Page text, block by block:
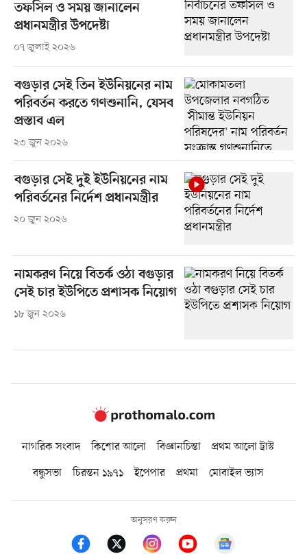
তফসিল ও সময় জানালেন
প্রধানমন্ত্রীর উপদেষ্টা
০৭ জুলাই ২০২৬
বগুড়ার সেই তিন ইউনিয়নের নাম
পরিবর্তন করতে গণশুনানি, যেসব
প্রস্তাব এল
২৩ জুন ২০২৬
বগুড়ার সেই দুই ইউনিয়নের নাম
পরিবর্তনের নির্দেশ প্রধানমন্ত্রীর
২০ জুন ২০২৬
নামকরণ নিয়ে বিতর্ক ওঠা বগুড়ার
সেই চার ইউপিতে প্রশাসক নিয়োগ
১৮ জুন ২০২৬
নাগরিক সংবাদ কিশোর আলো বিজ্ঞানচিন্তা
প্রথম আলো ট্রাস্ট
বন্ধুসভা
চিরন্তন ১৯৭১ ইপেপার প্রথমা মোবাইল ভ্যাস
অনুসরণ করুন